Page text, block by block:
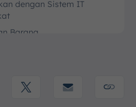
dengan Sistem IT
Barang
Progress)
Fasilitas Gudang